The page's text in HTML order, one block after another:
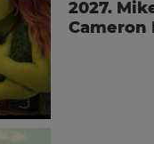
2027.
Cameron